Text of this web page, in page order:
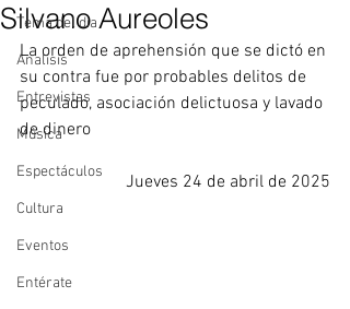
Tema del dia
Analisis
Entrevistas
Música
Espectáculos
Cultura
Eventos
Entérate
Silvano Aureoles
La orden de aprehensión que se dictó en
su contra fue por probables delitos de
peculado, asociación delictuosa y lavado
de dinero
Jueves 24 de abril de 2025